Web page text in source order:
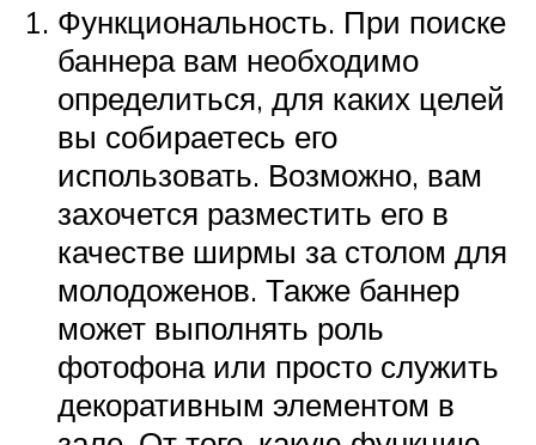
Функциональность. При поиске
баннера вам необходимо
определиться, для каких целей
вы собираетесь его
использовать. Возможно, вам
захочется разместить его в
качестве ширмы за столом для
молодоженов. Также баннер
может выполнять роль
фотофона или просто служить
декоративным элементом в